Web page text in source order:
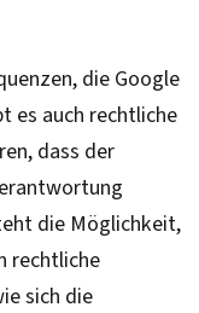
die Google
es auch rechtliche
dass der
die Möglichkeit,
rechtliche
sich die